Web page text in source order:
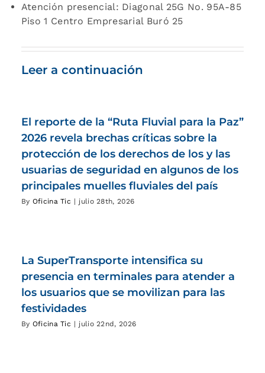
Atención presencial: Diagonal 25G No. 95A-85
Piso 1 Centro Empresarial Buró 25
Leer a continuación
El reporte de la “Ruta Fluvial para la Paz”
2026 revela brechas críticas sobre la
protección de los derechos de los y las
usuarias de seguridad en algunos de los
principales muelles fluviales del país
By Oficina Tic | julio 28th, 2026
La SuperTransporte intensifica su
presencia en terminales para atender a
los usuarios que se movilizan para las
festividades
By Oficina Tic | julio 22nd, 2026